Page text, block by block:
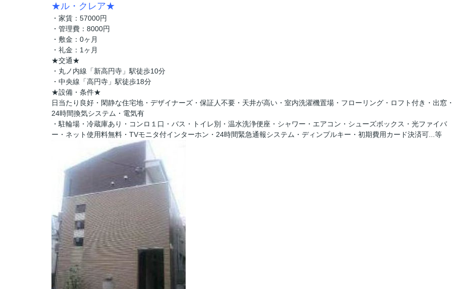
★ル・クレア★
・家賃：57000円
・管理費：8000円
・敷金：0ヶ月
・礼金：1ヶ月
★交通★
・丸ノ内線「新高円寺」駅徒歩10分
・中央線「高円寺」駅徒歩18分
★設備・条件★
日当たり良好・閑静な住宅地・デザイナーズ・保証人不要・天井が高い・室内洗濯機置場・フローリング・ロフト付き・出窓
24時間換気システム・電気有
・駐輪場・冷蔵庫あり・コンロ１口・バス・トイレ別・温水洗浄便座・シャワー・エアコン・シューズボックス・光ファイバ
ー・ネット使用料無料・TVモニタ付インターホン・24時間緊急通報システム・ディンプルキー・初期費用カード決済可...等